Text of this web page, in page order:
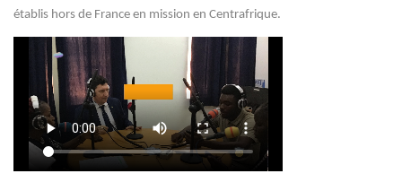
établis hors de France en mission en Centrafrique.